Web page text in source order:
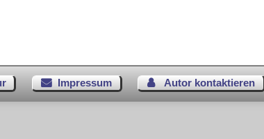
Impressum Autor kontaktieren